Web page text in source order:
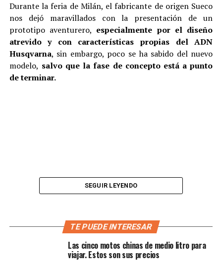
Durante la feria de Milán, el fabricante de origen Sueco
nos dejó maravillados con la presentación de un
prototipo aventurero, especialmente por el diseño
atrevido y con características propias del ADN
Husqvarna, sin embargo, poco se ha sabido del nuevo
modelo, salvo que la fase de concepto está a punto
de terminar.
Husqvarna Norden 901
SEGUIR LEYENDO
TE PUEDE INTERESAR
Las cinco motos chinas de medio litro para
viajar. Estos son sus precios